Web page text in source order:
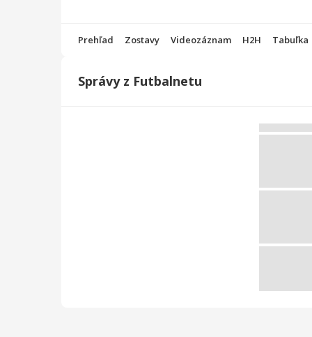
Prehľad Zostavy Videozáznam H2H Tabuľka
Správy z Futbalnetu